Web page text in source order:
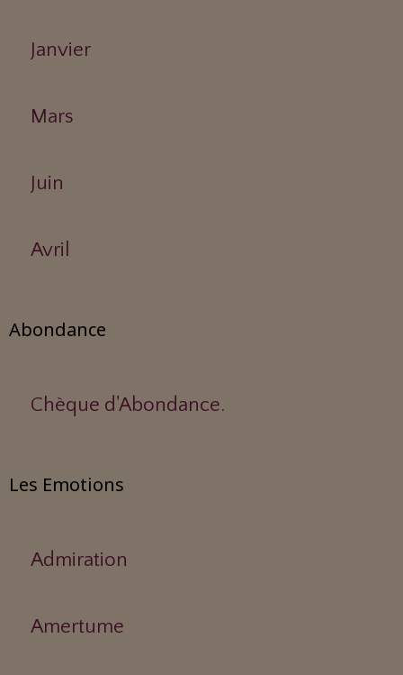
Janvier
Mars
Juin
Avril
Abondance
Chèque d'Abondance.
Les Emotions
Admiration
Amertume